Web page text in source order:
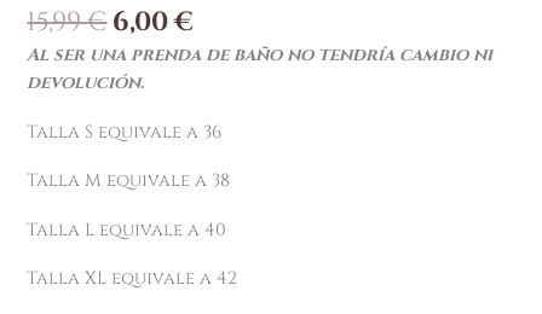
15,99€6,00€
Al ser una prenda de baño no tendría cambio ni
devolución.
Talla S equivale a 36
Talla M equivale a 38
Talla L equivale a 40
Talla XL equivale a 42